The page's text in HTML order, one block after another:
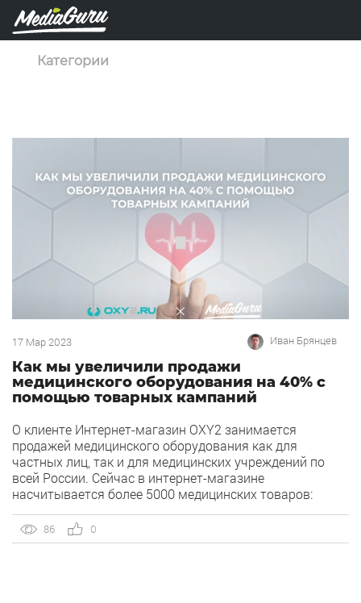
Категории
17 Мар 2023 Иван Брянцев
Как мы увеличили продажи
медицинского оборудования на 40% с
помощью товарных кампаний
О клиенте Интернет-магазин OXY2 занимается
продажей медицинского оборудования как для
частных лиц, так и для медицинских учреждений по
всей России. Сейчас в интернет-магазине
насчитывается более 5000 медицинских товаров:
а также оборудование для респираторной поддержки и
многое другое. Задача от заказчика За время работы
86 0